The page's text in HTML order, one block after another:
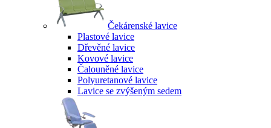
Čekárenské lavice
Plastové lavice
Dřevěné lavice
Kovové lavice
Čalouněné lavice
Polyuretanové lavice
Lavice se zvýšeným sedem